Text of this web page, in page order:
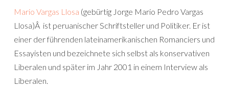
Mario Vargas Llosa (gebürtig Jorge Mario Pedro Vargas
Llosa)Â ist peruanischer Schriftsteller und Politiker. Er ist
einer der führenden lateinamerikanischen Romanciers und
Essayisten und bezeichnete sich selbst als konservativen
Liberalen und später im Jahr 2001 in einem Interview als
Liberalen.